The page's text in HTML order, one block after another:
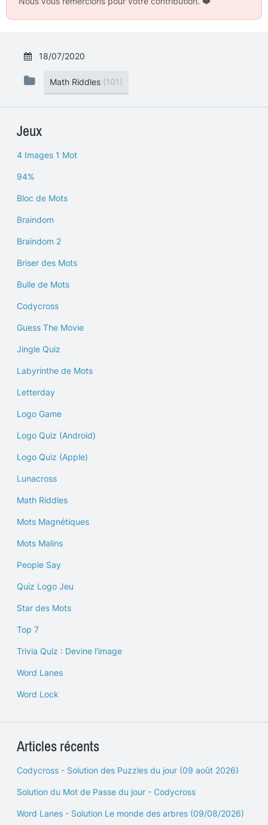
18/07/2020
Math Riddles (101)
Jeux
4 Images 1 Mot
94%
Bloc de Mots
Braindom
Braindom 2
Briser des Mots
Bulle de Mots
Codycross
Guess The Movie
Jingle Quiz
Labyrinthe de Mots
Letterday
Logo Game
Logo Quiz (Android)
Logo Quiz (Apple)
Lunacross
Math Riddles
Mots Magnétiques
Mots Malins
People Say
Quiz Logo Jeu
Star des Mots
Top 7
Trivia Quiz : Devine l'image
Word Lanes
Word Lock
Articles récents
Codycross - Solution des Puzzles du jour (09 août 2026)
Solution du Mot de Passe du jour - Codycross
Word Lanes - Solution Le monde des arbres (09/08/2026)